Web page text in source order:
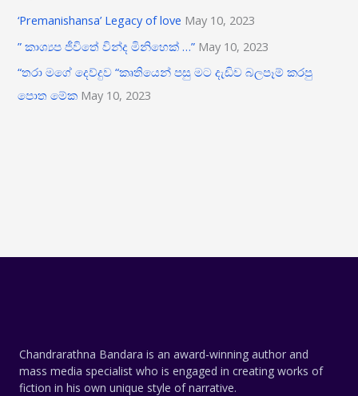
‘Premanishansa’ Legacy of love May 10, 2023
” කාශ්‍යප ජීවිතේ වින්ද මිනිහෙක් …” May 10, 2023
“තරා මගේ දෙව්දුව “කෘතියෙන් පසු මට දැඩිව බලපෑම් කරපු
පොත මේක May 10, 2023
Chandrarathna Bandara is an award-winning author and
mass media specialist who is engaged in creating works of
fiction in his own unique style of narrative.